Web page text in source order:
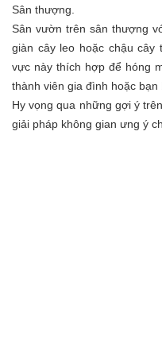
Sân thượng.
Sân vườn trên sân thượng
giàn cây leo hoặc chậu cây
vực này thích hợp để hóng
thành viên gia đình hoặc bạn
Hy vọng qua những gợi ý
giải pháp không gian ưng ý